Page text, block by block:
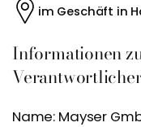
im Geschäft in
Informationen
Name: Mayser